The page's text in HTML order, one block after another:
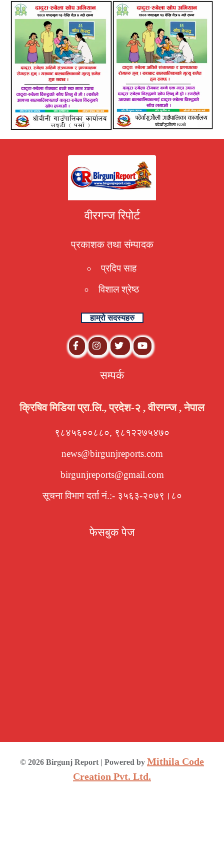
वीरगन्ज रिपोर्ट
प्रकाशक तथा संम्पादक
प्रदिप साह
विशाल श्रेष्ठ
हाम्रो सदस्यहरु
सम्पर्क
क्रिषिव मिडिया प्रा.लि., प्रदेश-२ , वीरगन्ज , नेपाल
९८४५६००८८०, ९८१२२७५४७०
news@birgunjreports.com
birgunjreports@gmail.com
सूचना विभाग दर्ता नं.:- ३५६३-२०७९।८०
फेसबुक पेज
© 2026 Birgunj Report | Powered by Mithila Code
Creation Pvt. Ltd.